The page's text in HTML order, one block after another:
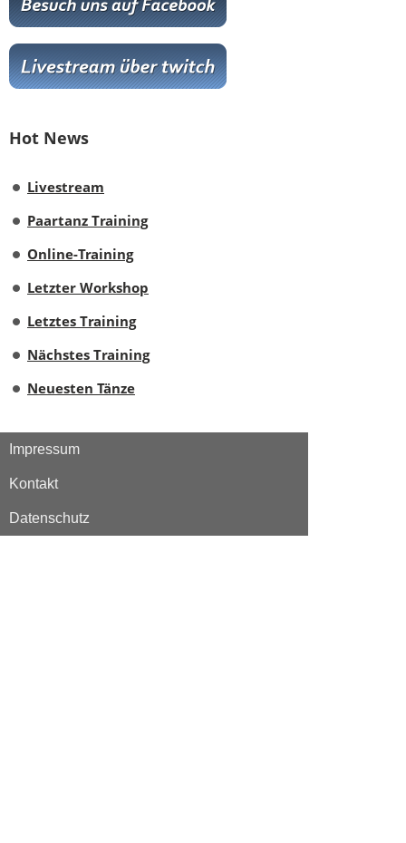
Hot News
Livestream
Paartanz Training
Online-Training
Letzter Workshop
Letztes Training
Nächstes Training
Neuesten Tänze
Impressum
Kontakt
Datenschutz